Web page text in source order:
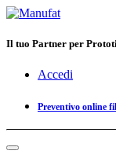
Il tuo Partner per
Accedi
Preventivo online